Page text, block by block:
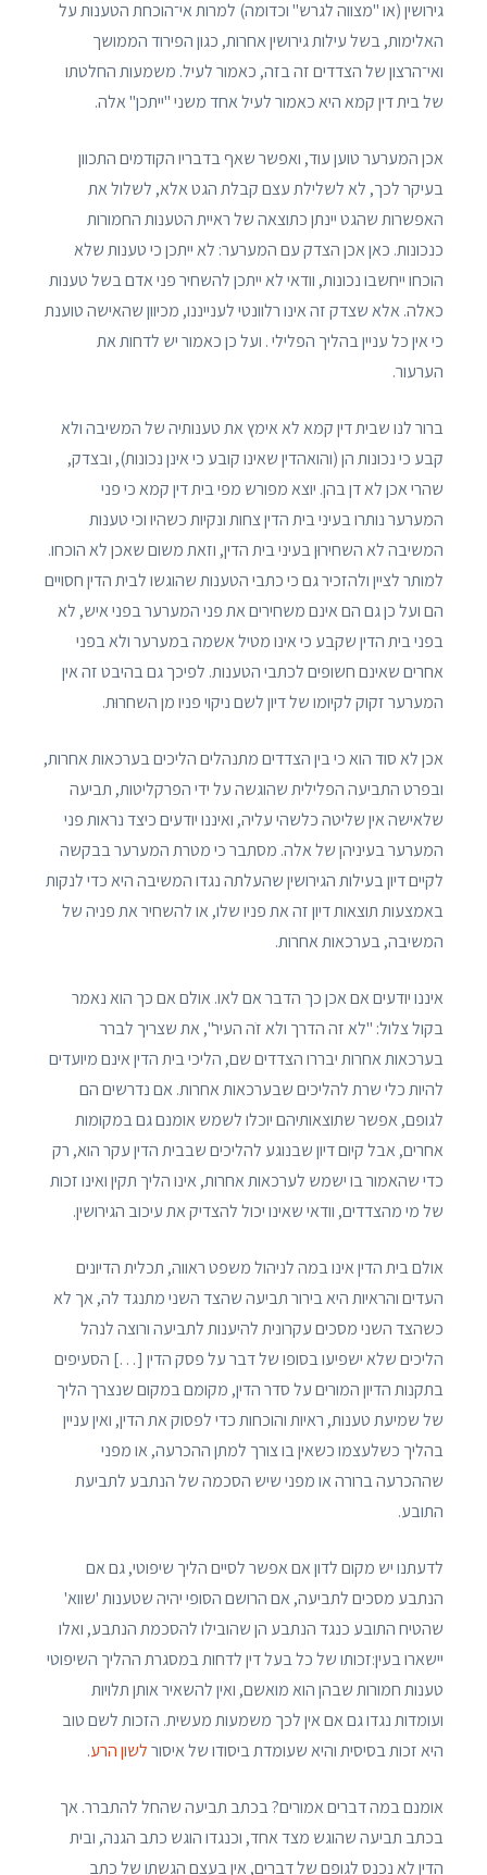
גירושין (או "מצווה לגרש" וכדומה) למרות אי־הוכחת הטענות על
האלימות, בשל עילות גירושין אחרות, כגון הפירוד הממושך
ואי־הרצון של הצדדים זה בזה, כאמור לעיל. משמעות החלטתו
של בית דין קמא היא כאמור לעיל אחד משני "ייתכן" אלה.
אכן המערער טוען עוד, ואפשר שאף בדבריו הקודמים התכוון
בעיקר לכך, לא לשלילת עצם קבלת הגט אלא, לשלול את
האפשרות שהגט יינתן כתוצאה של ראיית הטענות החמורות
כנכונות. כאן אכן הצדק עם המערער: לא ייתכן כי טענות שלא
הוכחו ייחשבו נכונות, וודאי לא ייתכן להשחיר פני אדם בשל טענות
כאלה. אלא שצדק זה אינו רלוונטי לענייננו, מכיוון שהאישה טוענת
כי אין כל עניין בהליך הפלילי . ועל כן כאמור יש לדחות את
הערעור.
ברור לנו שבית דין קמא לא אימץ את טענותיה של המשיבה ולא
קבע כי נכונות הן (והואהדין שאינו קובע כי אינן נכונות), ובצדק,
שהרי אכן לא דן בהן. יוצא מפורש מפי בית דין קמא כי פני
המערער נותרו בעיני בית הדין צחות ונקיות כשהיו וכי טענות
המשיבה לא השחירוּן בעיני בית הדין, וזאת משום שאכן לא הוכחו.
למותר לציין ולהזכיר גם כי כתבי הטענות שהוגשו לבית הדין חסויים
הם ועל כן גם הם אינם משחירים את פני המערער בפני איש, לא
בפני בית הדין שקבע כי אינו מטיל אשמה במערער ולא בפני
אחרים שאינם חשופים לכתבי הטענות. לפיכך גם בהיבט זה אין
המערער זקוק לקיומו של דיון לשם ניקוי פניו מן השחרוּת.
אכן לא סוד הוא כי בין הצדדים מתנהלים הליכים בערכאות אחרות,
ובפרט התביעה הפלילית שהוגשה על ידי הפרקליטות, תביעה
שלאישה אין שליטה כלשהי עליה, ואיננו יודעים כיצד נראות פני
המערער בעיניהן של אלה. מסתבר כי מטרת המערער בבקשה
לקיים דיון בעילות הגירושין שהעלתה נגדו המשיבה היא כדי לנקות
באמצעות תוצאות דיון זה את פניו שלו, או להשחיר את פניה של
המשיבה, בערכאות אחרות.
איננו יודעים אם אכן כך הדבר אם לאו. אולם אם כך הוא נאמר
בקול צלול: "לא זה הדרך ולא זֹה העיר", את שצריך לברר
בערכאות אחרות יבררו הצדדים שם, הליכי בית הדין אינם מיועדים
להיות כלי שרת להליכים שבערכאות אחרות. אם נדרשים הם
לגופם, אפשר שתוצאותיהם יוכלו לשמש אומנם גם במקומות
אחרים, אבל קיום דיון שבנוגע להליכים שבבית הדין עקר הוא, רק
כדי שהאמור בו ישמש לערכאות אחרות, אינו הליך תקין ואינו זכות
של מי מהצדדים, וודאי שאינו יכול להצדיק את עיכוב הגירושין.
אולם בית הדין אינו במה לניהול משפט ראווה, תכלית הדיונים
העדים והראיות היא בירור תביעה שהצד השני מתנגד לה, אך לא
כשהצד השני מסכים עקרונית להיענות לתביעה ורוצה לנהל
הליכים שלא ישפיעו בסופו של דבר על פסק הדין […] הסעיפים
בתקנות הדיון המורים על סדר הדין, מקומם במקום שנצרך הליך
של שמיעת טענות, ראיות והוכחות כדי לפסוק את הדין, ואין עניין
בהליך כשלעצמו כשאין בו צורך למתן ההכרעה, או מפני
שההכרעה ברורה או מפני שיש הסכמה של הנתבע לתביעת
התובע.
לדעתנו יש מקום לדון אם אפשר לסיים הליך שיפוטי, גם אם
הנתבע מסכים לתביעה, אם הרושם הסופי יהיה שטענות 'שווא'
שהטיח התובע כנגד הנתבע הן שהובילו להסכמת הנתבע, ואלו
יישארו בעין:זכותו של כל בעל דין לדחות במסגרת ההליך השיפוטי
טענות חמורות שבהן הוא מואשם, ואין להשאיר אותן תלויות
ועומדות נגדו גם אם אין לכך משמעות מעשית. הזכות לשם טוב
היא זכות בסיסית והיא שעומדת ביסודו של איסורלשון הרע.
אומנם במה דברים אמורים? בכתב תביעה שהחל להתברר. אך
בכתב תביעה שהוגש מצד אחד, וכנגדו הוגש כתב הגנה, ובית
הדין לא נכנס לגופם של דברים, אין בעצם הגשתו של כתב